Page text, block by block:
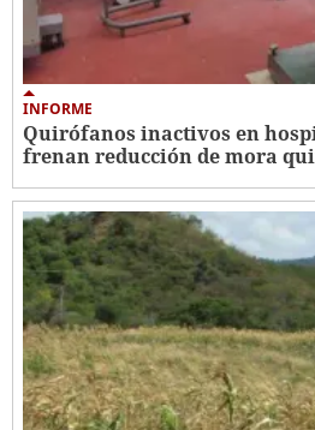
INFORME
Quirófanos inactivos en
frenan reducción de mora